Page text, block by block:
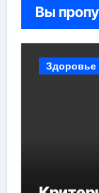
Вы
Здоровье